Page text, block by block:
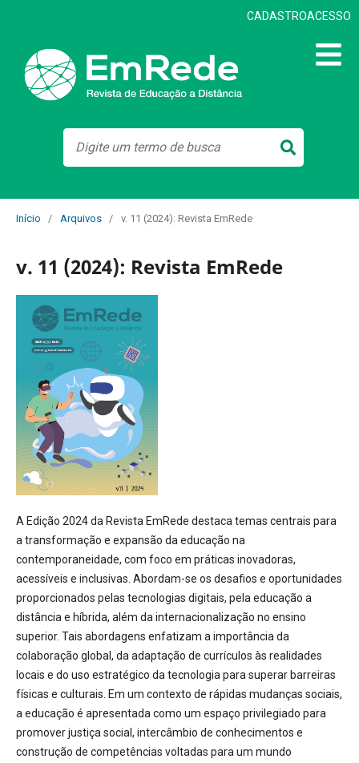
CADASTROACESSO
Início / Arquivos / v. 11 (2024): Revista EmRede
v. 11 (2024): Revista EmRede
A Edição 2024 da Revista EmRede destaca temas centrais para
a transformação e expansão da educação na
contemporaneidade, com foco em práticas inovadoras,
acessíveis e inclusivas. Abordam-se os desafios e oportunidades
proporcionados pelas tecnologias digitais, pela educação a
distância e híbrida, além da internacionalização no ensino
superior. Tais abordagens enfatizam a importância da
colaboração global, da adaptação de currículos às realidades
locais e do uso estratégico da tecnologia para superar barreiras
físicas e culturais. Em um contexto de rápidas mudanças sociais,
a educação é apresentada como um espaço privilegiado para
promover justiça social, intercâmbio de conhecimentos e
construção de competências voltadas para um mundo